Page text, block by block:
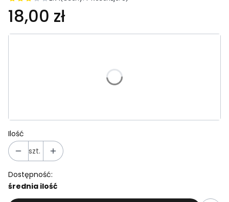
18,00 zł
Ilość
szt.
Dostępność:
średnia ilość